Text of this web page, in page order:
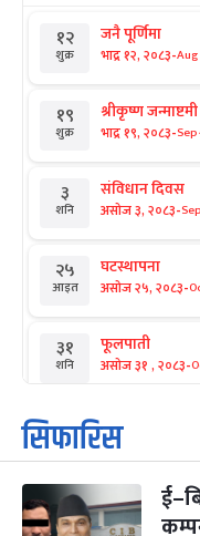
१२
शुक्र
जनै पूर्णिमा
भाद्र १२, २०८३-
१९
शुक्र
श्रीकृष्ण
भाद्र १९, २०८३-
३
शनि
संविधान दिवस
असोज ३, २०८३-
२५
आइत
घटस्थापना
असोज २५, २०८३-
३१
शनि
फूलपाती
असोज ३१ , २०८३-
१
आइत
कार्तिक सङ्क्रान्ति
कार्तिक १, २०८३
३
मंगल
महानवमी
कार्तिक ३, २०८३-
सिफारिस